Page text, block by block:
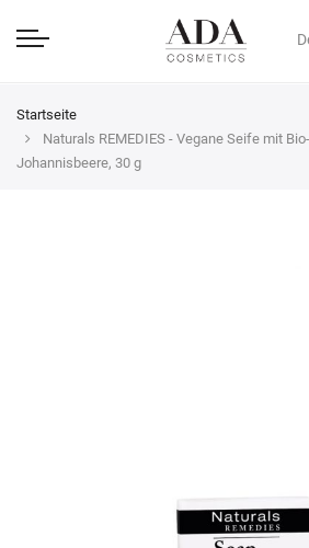
Startseite
Naturals REMEDIES - Vegane Seife mit
Johannisbeere, 30 g